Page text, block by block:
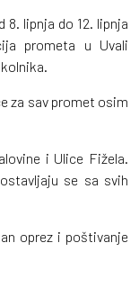
8. lipnja do 12. lipnja
prometa u Uvali
za sav promet osim
i Ulice Fižela.
se sa svih
oprez i poštivanje